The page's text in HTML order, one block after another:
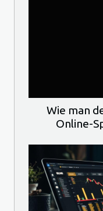
Wie man
Online-